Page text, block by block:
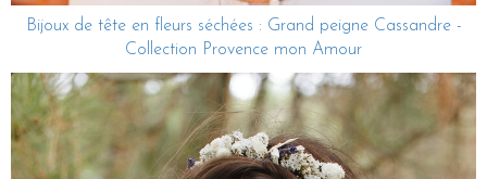
Bijoux de tête en fleurs séchées : Grand peigne Cassandre -
Collection Provence mon Amour